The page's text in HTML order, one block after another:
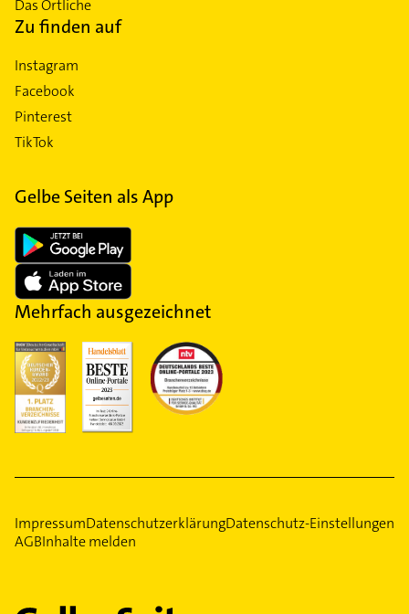
Das Örtliche
Zu finden auf
Instagram
Facebook
Pinterest
TikTok
Gelbe Seiten als App
Mehrfach ausgezeichnet
ImpressumDatenschutzerklärungDatenschutz-Einstellungen
AGBInhalte melden